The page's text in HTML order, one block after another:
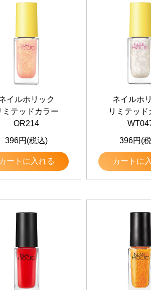
イルホリック
ミテッドカラー
OR214
396円(税込)
カートに入れる
ネイルホ
リミテッド
396円(
カートに